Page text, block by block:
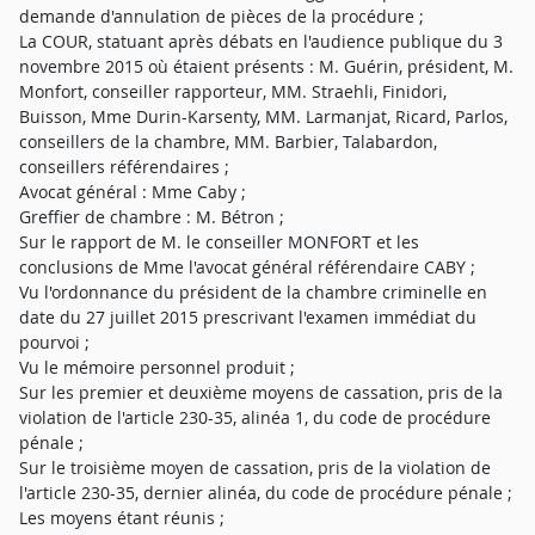
demande d'annulation de pièces de la procédure ;
La COUR, statuant après débats en l'audience publique du 3
novembre 2015 où étaient présents : M. Guérin, président, M.
Monfort, conseiller rapporteur, MM. Straehli, Finidori,
Buisson, Mme Durin-Karsenty, MM. Larmanjat, Ricard, Parlos,
conseillers de la chambre, MM. Barbier, Talabardon,
conseillers référendaires ;
Avocat général : Mme Caby ;
Greffier de chambre : M. Bétron ;
Sur le rapport de M. le conseiller MONFORT et les
conclusions de Mme l'avocat général référendaire CABY ;
Vu l'ordonnance du président de la chambre criminelle en
date du 27 juillet 2015 prescrivant l'examen immédiat du
pourvoi ;
Vu le mémoire personnel produit ;
Sur les premier et deuxième moyens de cassation, pris de la
violation de l'article 230-35, alinéa 1, du code de procédure
pénale ;
Sur le troisième moyen de cassation, pris de la violation de
l'article 230-35, dernier alinéa, du code de procédure pénale ;
Les moyens étant réunis ;